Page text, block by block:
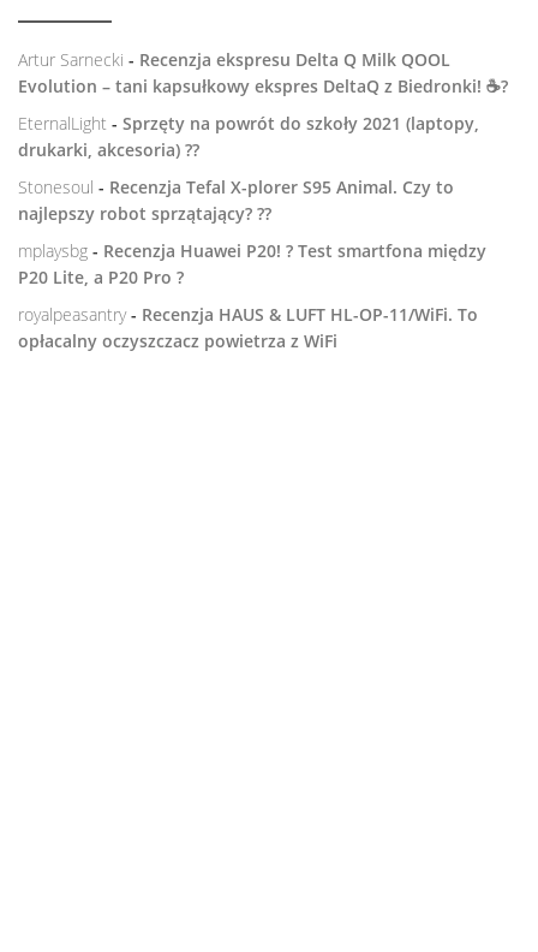
Artur Sarnecki - Recenzja ekspresu Delta Q Milk QOOL
Evolution – tani kapsułkowy ekspres DeltaQ z Biedronki! ☕️?
EternalLight - Sprzęty na powrót do szkoły 2021 (laptopy,
drukarki, akcesoria) ??
Stonesoul - Recenzja Tefal X-plorer S95 Animal. Czy to
najlepszy robot sprzątający? ??
mplaysbg - Recenzja Huawei P20! ? Test smartfona między
P20 Lite, a P20 Pro ?
royalpeasantry- Recenzja HAUS & LUFT HL-OP-11/WiFi. To
opłacalny oczyszczacz powietrza z WiFi